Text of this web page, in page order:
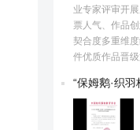
业专家评审开
票人气、作品
契合度多重维
件优质作品晋级